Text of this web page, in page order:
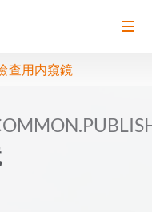
查用内窺鏡